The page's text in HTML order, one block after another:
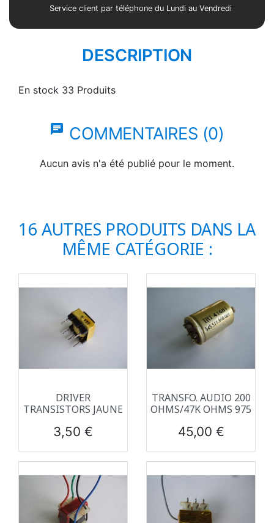
Service client par téléphone du Lundi au Vendredi
DESCRIPTION
En stock 33 Produits
chat COMMENTAIRES (0)
Aucun avis n'a été publié pour le moment.
16 AUTRES PRODUITS DANS LA
MÊME CATÉGORIE :
DRIVER
TRANSISTORS JAUNE
Prix
3,50 €
TRANSFO. AUDIO 200
OHMS/47K OHMS 975
Prix
45,00 €